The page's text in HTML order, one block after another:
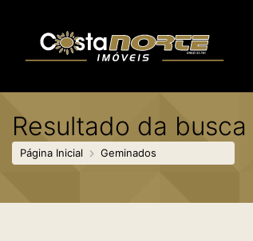
Resultado da busca
Página Inicial Geminados